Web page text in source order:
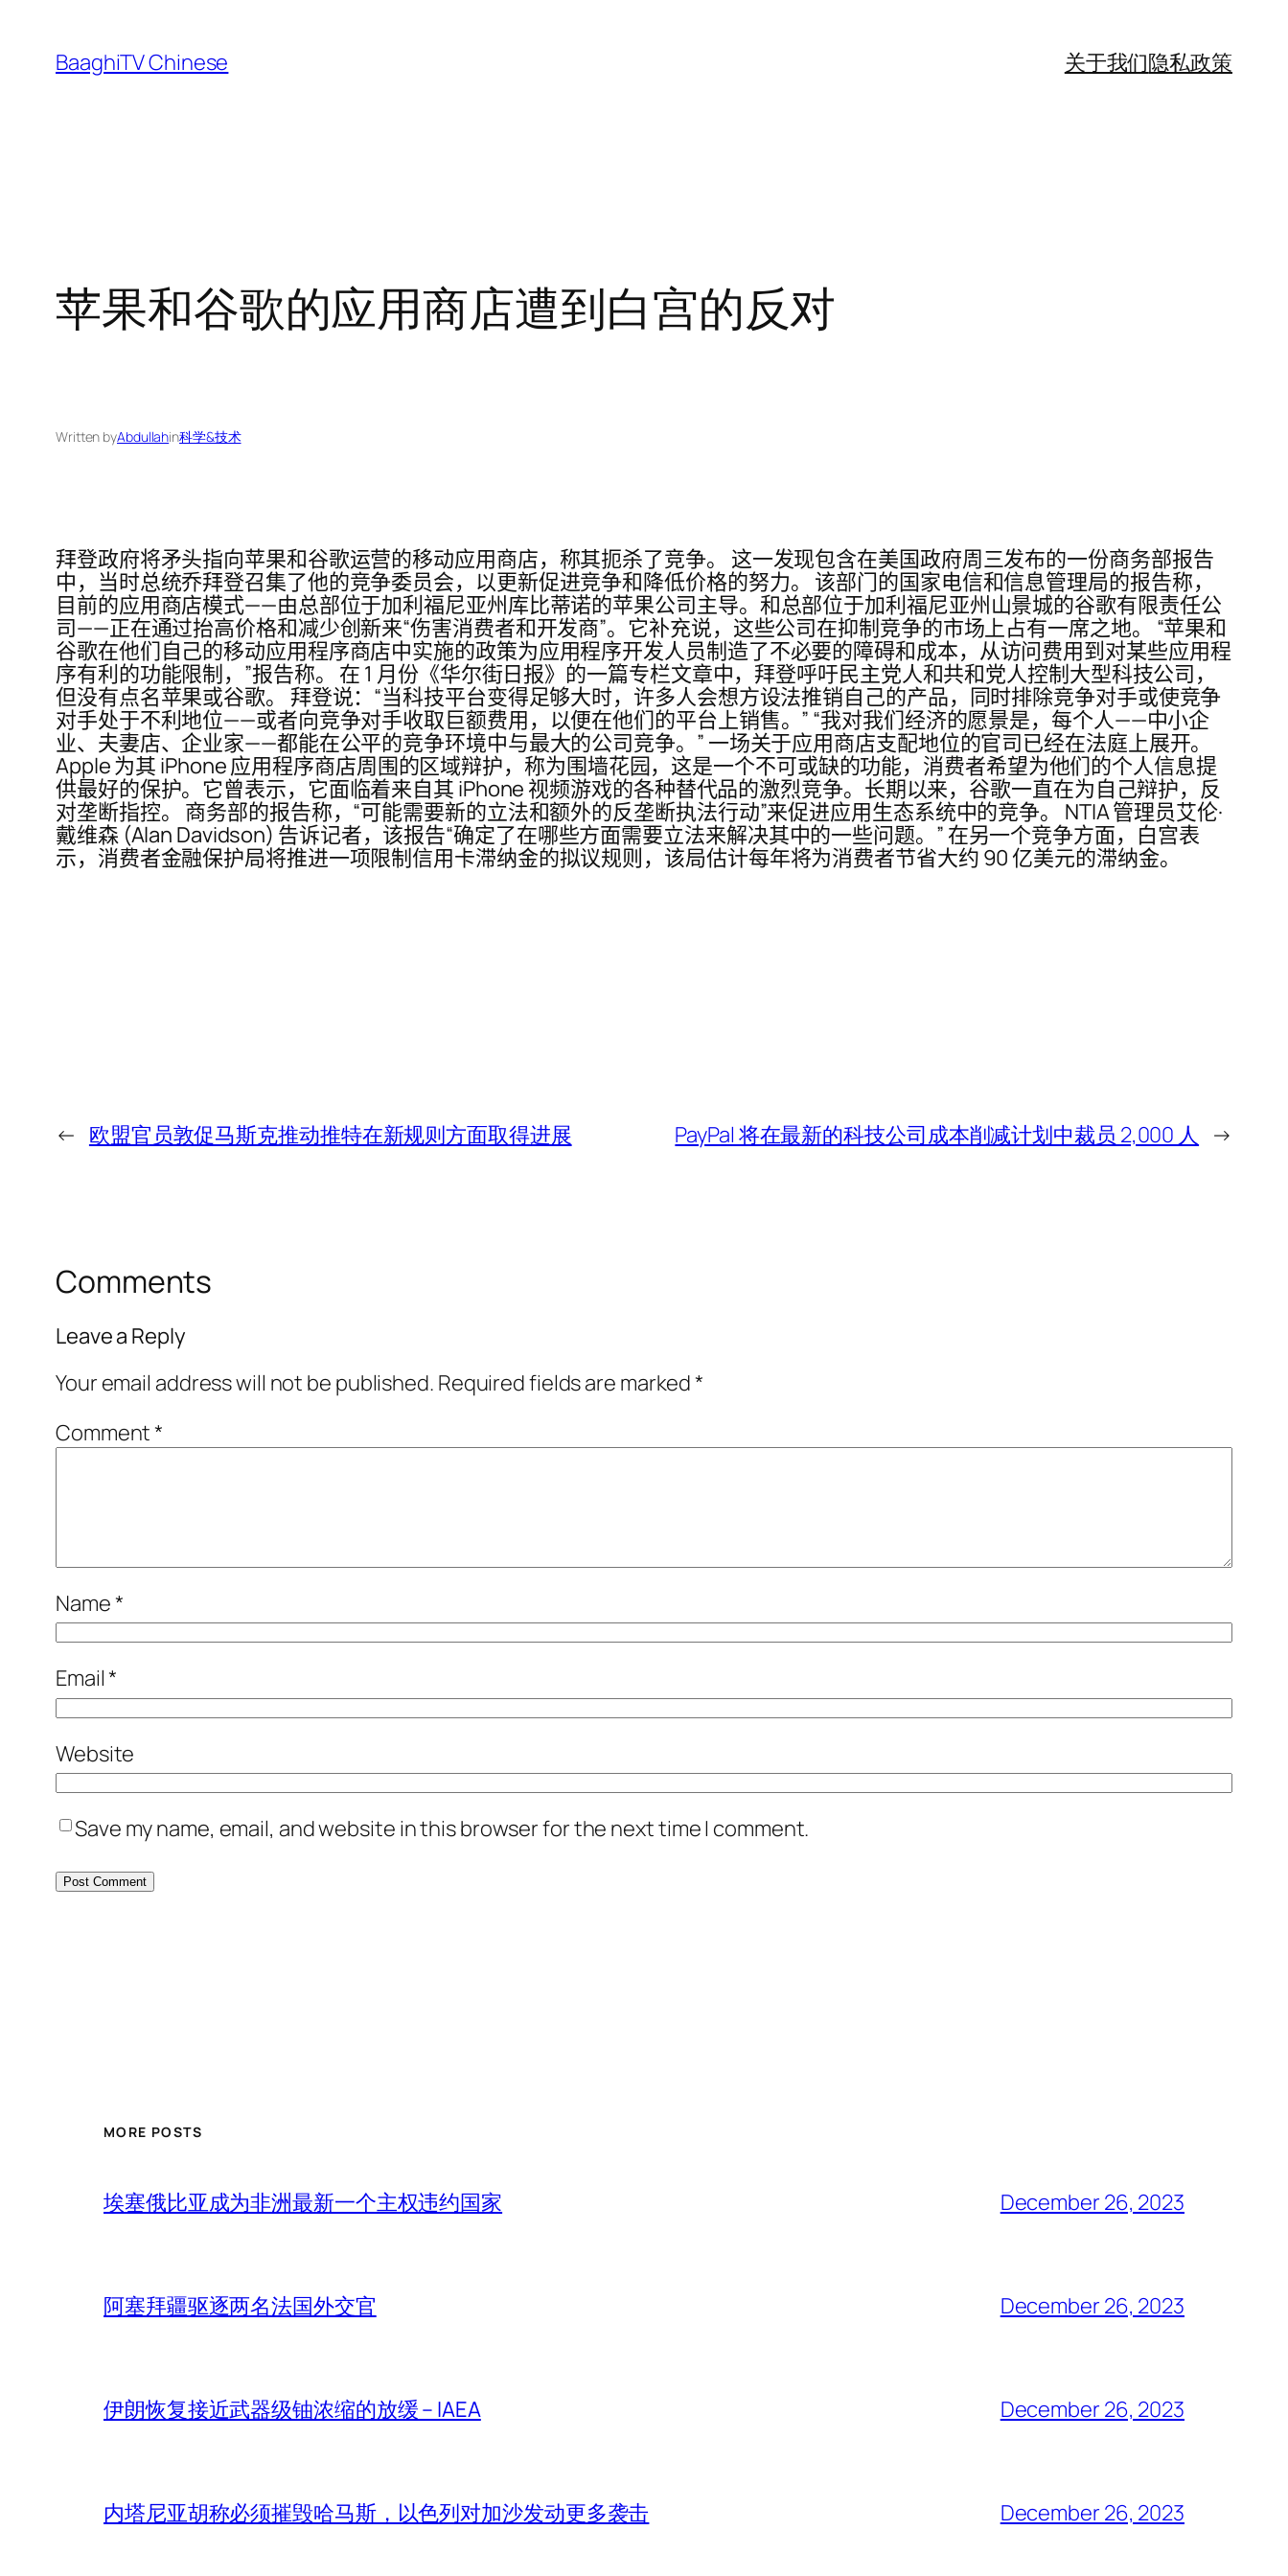
content
BaaghiTV Chinese 关于我们隐私政策
苹果和谷歌的应用商店遭到白宫的反对
Written byAbdullahin科学&技术
拜登政府将矛头指向苹果和谷歌运营的移动应用商店，称其扼杀了竞争。 这一发现包含在美国政府周三发布的一份商务部报告
中，当时总统乔拜登召集了他的竞争委员会，以更新促进竞争和降低价格的努力。 该部门的国家电信和信息管理局的报告称，
目前的应用商店模式——由总部位于加利福尼亚州库比蒂诺的苹果公司主导。和总部位于加利福尼亚州山景城的谷歌有限责任公
司——正在通过抬高价格和减少创新来“伤害消费者和开发商”。它补充说，这些公司在抑制竞争的市场上占有一席之地。 “苹果和
谷歌在他们自己的移动应用程序商店中实施的政策为应用程序开发人员制造了不必要的障碍和成本，从访问费用到对某些应用程
序有利的功能限制，”报告称。 在 1 月份《华尔街日报》的一篇专栏文章中，拜登呼吁民主党人和共和党人控制大型科技公司，
但没有点名苹果或谷歌。 拜登说：“当科技平台变得足够大时，许多人会想方设法推销自己的产品，同时排除竞争对手或使竞争
对手处于不利地位——或者向竞争对手收取巨额费用，以便在他们的平台上销售。” “我对我们经济的愿景是，每个人——中小企
业、夫妻店、企业家——都能在公平的竞争环境中与最大的公司竞争。” 一场关于应用商店支配地位的官司已经在法庭上展开。
Apple 为其 iPhone 应用程序商店周围的区域辩护，称为围墙花园，这是一个不可或缺的功能，消费者希望为他们的个人信息提
供最好的保护。它曾表示，它面临着来自其 iPhone 视频游戏的各种替代品的激烈竞争。长期以来，谷歌一直在为自己辩护，反
对垄断指控。 商务部的报告称，“可能需要新的立法和额外的反垄断执法行动”来促进应用生态系统中的竞争。 NTIA 管理员艾伦·
戴维森 (Alan Davidson) 告诉记者，该报告“确定了在哪些方面需要立法来解决其中的一些问题。” 在另一个竞争方面，白宫表
示，消费者金融保护局将推进一项限制信用卡滞纳金的拟议规则，该局估计每年将为消费者节省大约 90 亿美元的滞纳金。
← 欧盟官员敦促马斯克推动推特在新规则方面取得进展 PayPal 将在最新的科技公司成本削减计划中裁员 2,000 人 →
Comments
Leave a Reply
Your email address will not be published. Required fields are marked*
Comment*
Name*
Email*
Website
Save my name, email, and website in this browser for the next time I comment.
MORE POSTS
埃塞俄比亚成为非洲最新一个主权违约国家 December 26, 2023
阿塞拜疆驱逐两名法国外交官 December 26, 2023
伊朗恢复接近武器级铀浓缩的放缓 – IAEA December 26, 2023
内塔尼亚胡称必须摧毁哈马斯，以色列对加沙发动更多袭击 December 26, 2023